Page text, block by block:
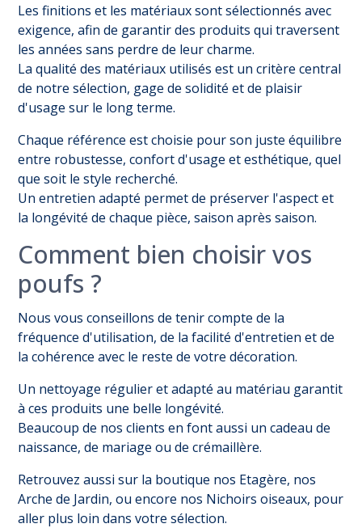
Les finitions et les matériaux sont sélectionnés avec
exigence, afin de garantir des produits qui traversent
les années sans perdre de leur charme.
La qualité des matériaux utilisés est un critère central
de notre sélection, gage de solidité et de plaisir
d'usage sur le long terme.
Chaque référence est choisie pour son juste équilibre
entre robustesse, confort d'usage et esthétique, quel
que soit le style recherché.
Un entretien adapté permet de préserver l'aspect et
la longévité de chaque pièce, saison après saison.
Comment bien choisir vos
poufs ?
Nous vous conseillons de tenir compte de la
fréquence d'utilisation, de la facilité d'entretien et de
la cohérence avec le reste de votre décoration.
Un nettoyage régulier et adapté au matériau garantit
à ces produits une belle longévité.
Beaucoup de nos clients en font aussi un cadeau de
naissance, de mariage ou de crémaillère.
Retrouvez aussi sur la boutique nos Etagère, nos
Arche de Jardin, ou encore nos Nichoirs oiseaux, pour
aller plus loin dans votre sélection.